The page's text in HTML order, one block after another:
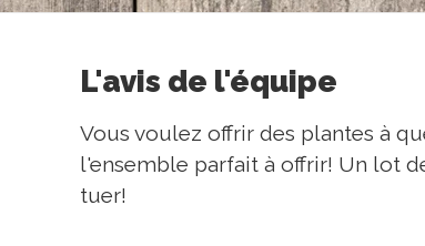
L'avis de l'équipe
Vous voulez offrir des plantes à
l'ensemble parfait à offrir! Un lot
tuer!